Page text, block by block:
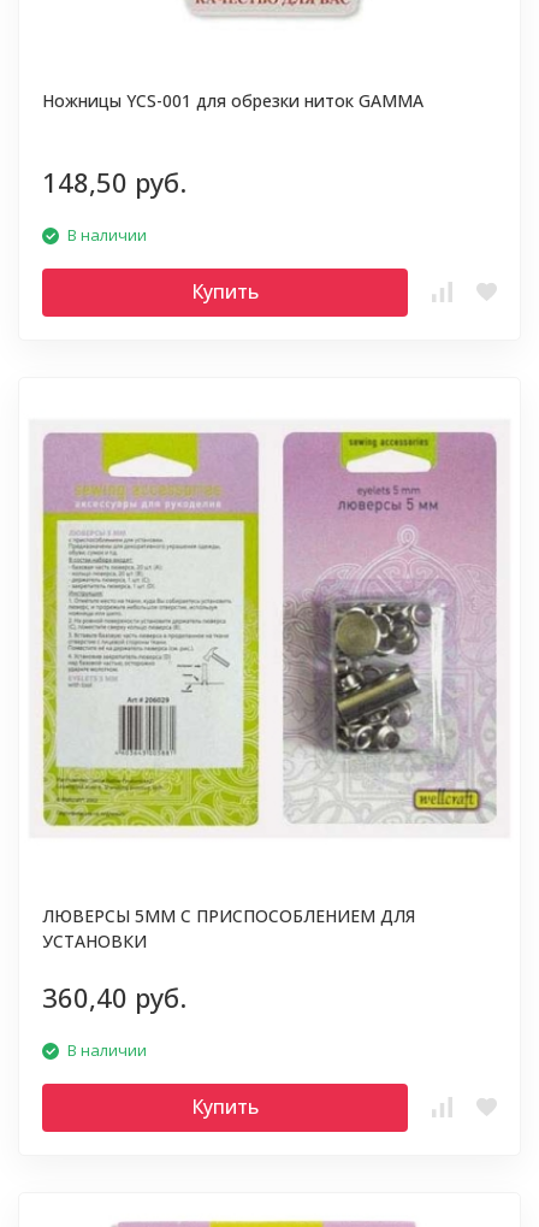
Ножницы YCS-001 для обрезки ниток GAMMA
148,50 руб.
В наличии
Купить
ЛЮВЕРСЫ 5ММ С ПРИСПОСОБЛЕНИЕМ ДЛЯ
УСТАНОВКИ
360,40 руб.
В наличии
Купить